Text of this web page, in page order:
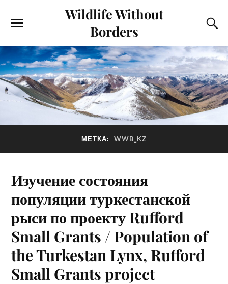
Wildlife Without
Borders
МЕТКА: WWB_KZ
Изучение состояния
популяции туркестанской
рыси по проекту Rufford
Small Grants / Population of
the Turkestan Lynx, Rufford
Small Grants project